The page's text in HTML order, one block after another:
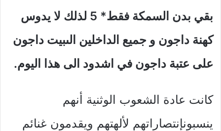
بقي بدن السمكة فقط* 5 لذلك لا يدوس
كهنة داجون و جميع الداخلين الىبيت داجون
على عتبة داجون في اشدود الى هذا اليوم.
كانت عادة الشعوب الوثنية أنهم
ينسبونإنتصاراتهم لألهتهم ويقدمون غنائم